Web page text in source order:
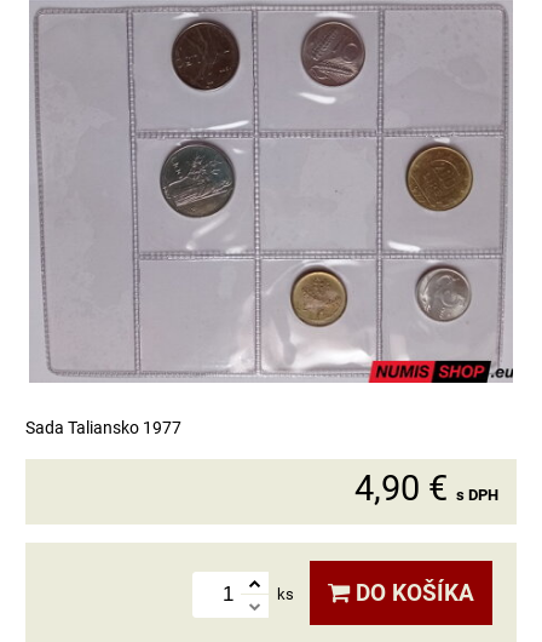
Sada Taliansko 1977
4,90 € s DPH
ks DO KOŠÍKA